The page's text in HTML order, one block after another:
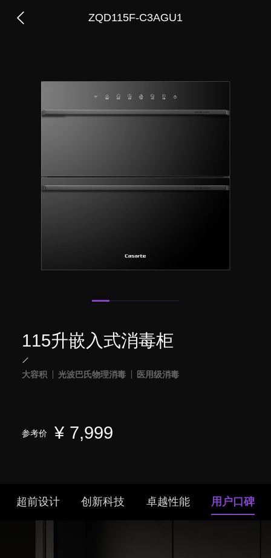
ZQD115F-C3AGU1
115升嵌入式消毒柜
大容积 光波巴氏物理消毒 医用级消毒
参考价 ¥ 7,999
超前设计 创新科技 卓越性能 用户口碑